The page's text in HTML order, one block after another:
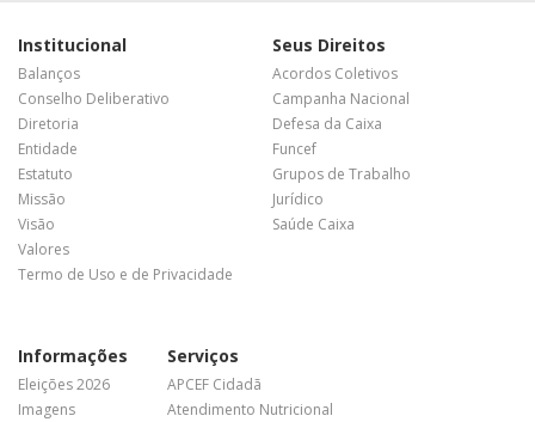
Institucional
Balanços
Conselho Deliberativo
Diretoria
Entidade
Estatuto
Missão
Visão
Valores
Termo de Uso e de Privacidade
Seus Direitos
Acordos Coletivos
Campanha Nacional
Defesa da Caixa
Funcef
Grupos de Trabalho
Jurídico
Saúde Caixa
Informações
Eleições 2026
Imagens
Serviços
APCEF Cidadã
Atendimento Nutricional